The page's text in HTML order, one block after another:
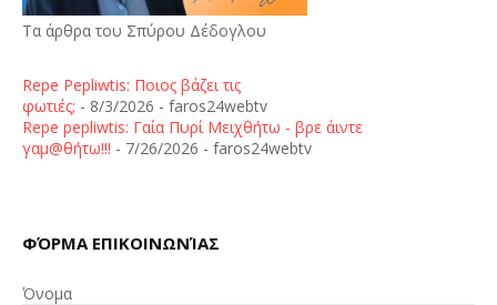
Τα άρθρα του Σπύρου Δέδογλου
Repe Pepliwtis: Ποιος βάζει τις
φωτιές; - 8/3/2026 - faros24webtv
Repe pepliwtis: Γαία Πυρί Μειχθήτω - βρε άιντε
γαμ@θήτω!!! - 7/26/2026 - faros24webtv
ΦΌΡΜΑ ΕΠΙΚΟΙΝΩΝΊΑΣ
Όνομα